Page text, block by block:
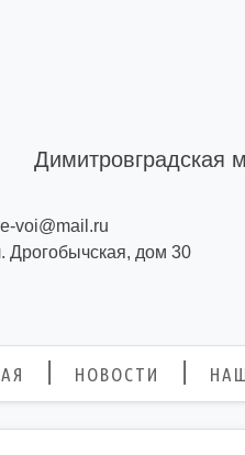
Димитровградская
voi@mail.ru
Дрогобычская, дом 30
НОВОСТИ